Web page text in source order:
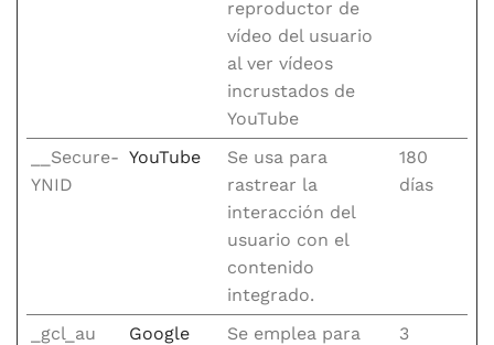
reproductor de
vídeo del usuario
al ver vídeos
incrustados de
YouTube
__Secure-
YNID
YouTube
Se usa para
rastrear la
interacción del
usuario con el
contenido
integrado.
180
días
_gcl_au Google
Se emplea para
3